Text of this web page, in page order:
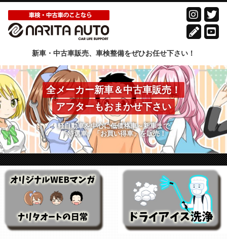
新車・中古車販売、車検整備をぜひお任せ下さい！
全メーカー新車＆中古車販売！
アフターもおまかせ下さい
軽自動車を中心に低価格車～新車まで
「特選車」「お買い得車」を販売！